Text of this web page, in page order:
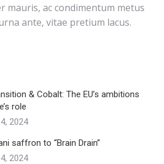
mauris, ac condimentum metus
ante, vitae pretium lacus.
& Cobalt: The EU’s ambitions
role
2024
saffron to “Brain Drain”
2024